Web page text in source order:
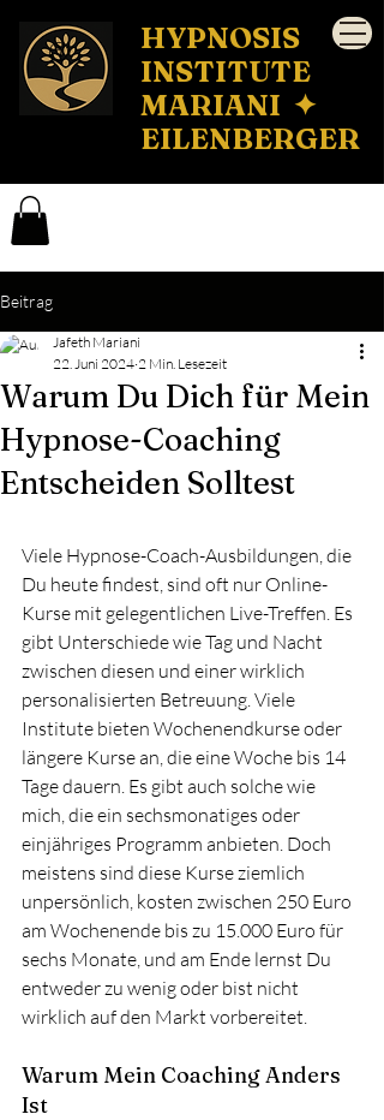
HYPNOSIS
INSTITUTE
MARIANI ✦
EILENBERGER
Beitrag
Warum Du Dich für Mein
Hypnose-Coaching
Entscheiden Solltest
Jafeth Mariani
22. Juni 2024 2 Min. Lesezeit
Viele Hypnose-Coach-Ausbildungen, die
Du heute findest, sind oft nur Online-
Kurse mit gelegentlichen Live-Treffen. Es
gibt Unterschiede wie Tag und Nacht
zwischen diesen und einer wirklich
personalisierten Betreuung. Viele
Institute bieten Wochenendkurse oder
längere Kurse an, die eine Woche bis 14
Tage dauern. Es gibt auch solche wie
mich, die ein sechsmonatiges oder
einjähriges Programm anbieten. Doch
meistens sind diese Kurse ziemlich
unpersönlich, kosten zwischen 250 Euro
am Wochenende bis zu 15.000 Euro für
sechs Monate, und am Ende lernst Du
entweder zu wenig oder bist nicht
wirklich auf den Markt vorbereitet.
Warum Mein Coaching Anders
Ist